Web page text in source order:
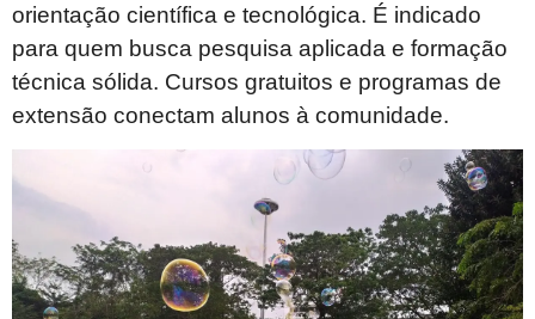
orientação científica e tecnológica. É indicado
para quem busca pesquisa aplicada e formação
técnica sólida. Cursos gratuitos e programas de
extensão conectam alunos à comunidade.